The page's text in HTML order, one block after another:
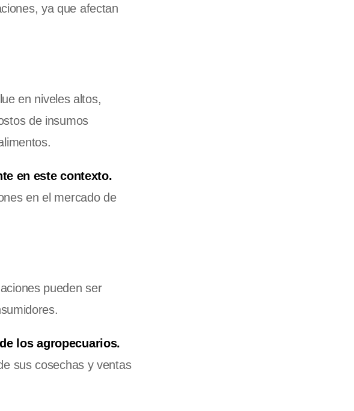
ya que afectan
en niveles altos,
de insumos
en este contexto.
en el mercado de
pueden ser
los agropecuarios.
sus cosechas y ventas